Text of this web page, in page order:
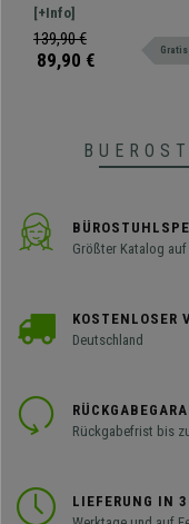
und elegant, Kunststoff,
Schwarz
seines modernen,
Designs sowohl für zu
auch für das Büro eignet.
[+Info]
139,90 €
89,90 € Gratis
Größter Katalog
KOSTENLOSER
Deutschland
Rückgabefrist bis
LIEFERUNG IN